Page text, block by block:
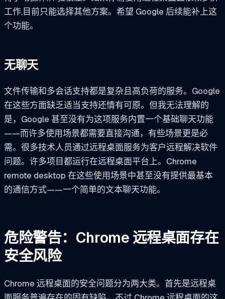
工作,目前只能选择其他方案。希望 Google 后续能补上这
个功能。
无聊天
文件传输和多会话支持都是复杂且高负荷的服务。Google
在这些方面缺乏适当支持还情有可原。但我无法理解的
是，Google 甚至没有为这项服务内置一个基础聊天功能
——而许多使用场景都需要直接沟通，有些场景更是必
需。很多技术人员通过远程桌面服务为客户远程解决软件
问题。许多项目都运行在远程桌面平台上。Chrome
remote desktop 在这些使用场景中甚至没有提供最基本
的通信方式——一个简单的文本聊天功能。
危险警告：Chrome 远程桌面存在
安全风险
Chrome 远程桌面的安全问题分为两大类。首先是远程桌